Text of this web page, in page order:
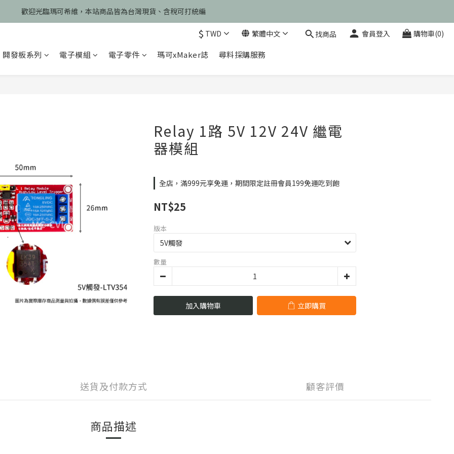
幕🎉期間限定註冊會員即享199元免運、會員首次下單加碼享99元免運卷！
歡迎光臨瑪可希維，本站商品皆為台灣現貨、含稅可打統編
幕🎉期間限定註冊會員即享199元免運、會員首次下單加碼享99元免運卷！
$ TWD 繁體中文 找商品 會員登入 購物車(0)
開發板系列 電子模組 電子零件 瑪可xMaker誌 尋料採購服務
Relay 1路 5V 12V 24V 繼電
器模組
全店，滿999元享免運，期間限定註冊會員199免運吃到飽
NT$25
版本
數量
加入購物車 立即購買
送貨及付款方式 顧客評價
商品描述